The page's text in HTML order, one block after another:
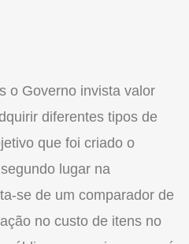
o Governo invista valor
diferentes tipos de
que foi criado o
lugar na
se de um comparador de
no custo de itens no